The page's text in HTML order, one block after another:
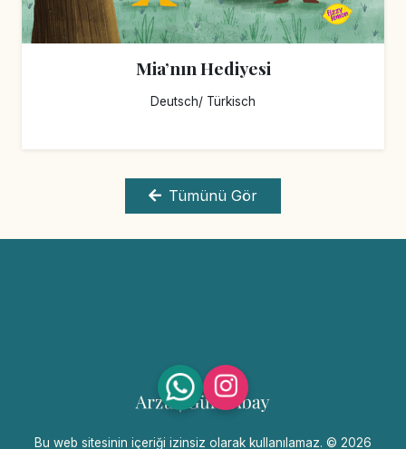
Samis Sprache
Deutsch
Tümünü Gör
Bu web sitesinin içeriği izinsiz olarak kullanılamaz. © 2026